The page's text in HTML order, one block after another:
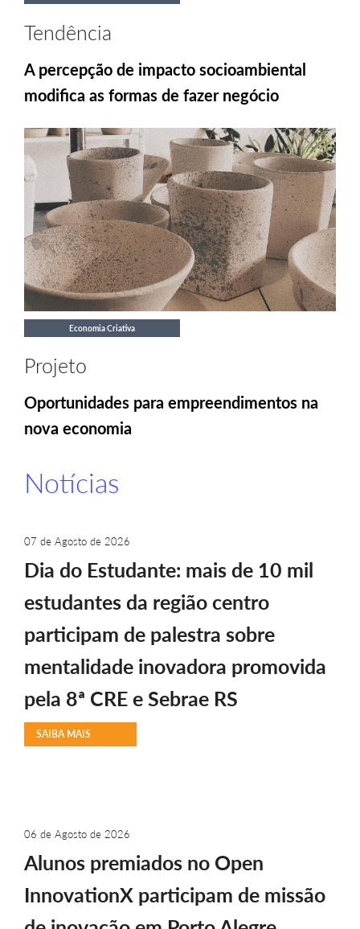
Tendência
A percepção de impacto socioambiental
modifica as formas de fazer negócio
Economia Criativa
Projeto
Oportunidades para empreendimentos na
nova economia
Notícias
07 de Agosto de 2026
Dia do Estudante: mais de 10 mil
estudantes da região centro
participam de palestra sobre
mentalidade inovadora promovida
pela 8ª CRE e Sebrae RS
SAIBA MAIS
06 de Agosto de 2026
Alunos premiados no Open
InnovationX participam de missão